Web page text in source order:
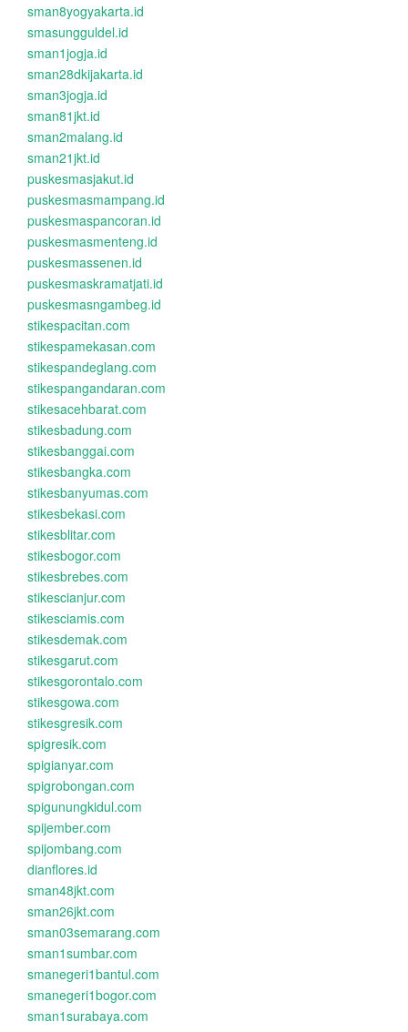
sman8yogyakarta.id
smasungguldel.id
sman1jogja.id
sman28dkijakarta.id
sman3jogja.id
sman81jkt.id
sman2malang.id
sman21jkt.id
puskesmasjakut.id
puskesmasmampang.id
puskesmaspancoran.id
puskesmasmenteng.id
puskesmassenen.id
puskesmaskramatjati.id
puskesmasngambeg.id
stikespacitan.com
stikespamekasan.com
stikespandeglang.com
stikespangandaran.com
stikesacehbarat.com
stikesbadung.com
stikesbanggai.com
stikesbangka.com
stikesbanyumas.com
stikesbekasi.com
stikesblitar.com
stikesbogor.com
stikesbrebes.com
stikescianjur.com
stikesciamis.com
stikesdemak.com
stikesgarut.com
stikesgorontalo.com
stikesgowa.com
stikesgresik.com
spigresik.com
spigianyar.com
spigrobongan.com
spigunungkidul.com
spijember.com
spijombang.com
dianflores.id
sman48jkt.com
sman26jkt.com
sman03semarang.com
sman1sumbar.com
smanegeri1bantul.com
smanegeri1bogor.com
sman1surabaya.com